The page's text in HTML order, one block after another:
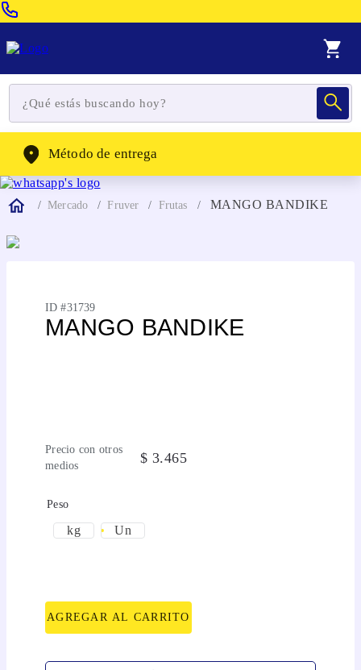
WhatsApp: (302) 262-4104
Método de entrega
Mercado Fruver Frutas MANGO BANDIKE
ID #31739
MANGO BANDIKE
Precio con otros
medios
$ 3.465
Peso
kg Un
AGREGAR AL CARRITO